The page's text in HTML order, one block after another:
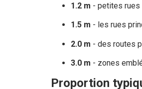
1.2 m - petites rues
1.5 m - les rues
2.0 m - des routes
3.0 m - zones
Proportion